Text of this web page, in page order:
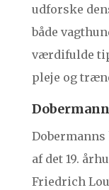
udforske
både
værdifulde
pleje og
af det 19.
Friedrich